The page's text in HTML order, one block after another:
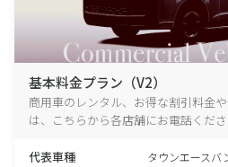
基本料金プラン（V2）
商用車のレンタル、お得な割引料金
は、こちらから各店舗にお電話くださ
代表車種 タウンエースバ